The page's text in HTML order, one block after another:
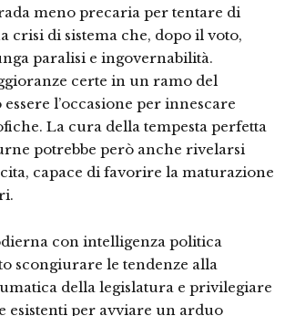
meno precaria per tentare di
crisi di sistema che, dopo il voto,
paralisi e ingovernabilità.
certe in un ramo del
l’occasione per innescare
La cura della tempesta perfetta
potrebbe però anche rivelarsi
capace di favorire la maturazione
con intelligenza politica
scongiurare le tendenze alla
della legislatura e privilegiare
esistenti per avviare un arduo